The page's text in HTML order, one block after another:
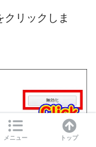
クリックしま
メニュー トップ